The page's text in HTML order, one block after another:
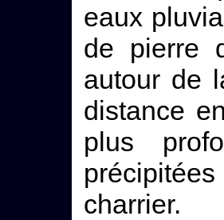
eaux
de pierre
autour de
distance
plus
charrier.